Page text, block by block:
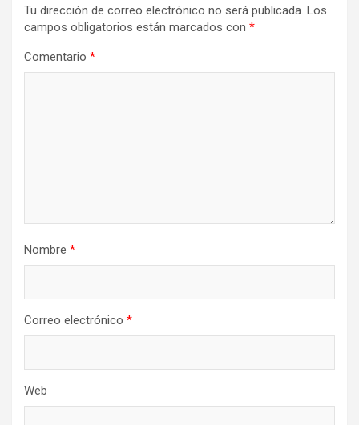
Tu dirección de correo electrónico no será publicada. Los
campos obligatorios están marcados con *
Comentario *
Nombre *
Correo electrónico *
Web